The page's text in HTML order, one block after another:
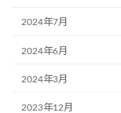
2024年7月
2024年6月
2024年3月
2023年12月